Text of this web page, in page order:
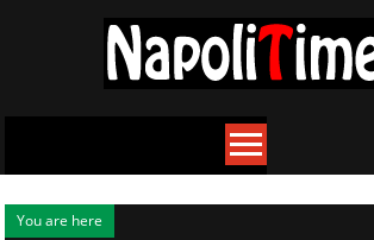
You are here